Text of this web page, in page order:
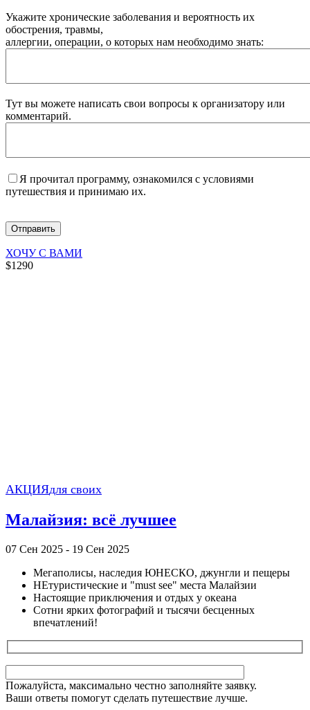
Укажите хронические заболевания и вероятность их
обострения, травмы,
аллергии, операции, о которых нам необходимо знать:
Тут вы можете написать свои вопросы к организатору или
комментарий.
Я прочитал программу, ознакомился с условиями
путешествия и принимаю их.
ХОЧУ С ВАМИ
$1290
АКЦИЯдля своих
Малайзия: всё лучшее
07 Сен 2025 - 19 Сен 2025
Мегаполисы, наследия ЮНЕСКО, джунгли и пещеры
НЕтуристические и "must see" места Малайзии
Настоящие приключения и отдых у океана
Сотни ярких фотографий и тысячи бесценных
впечатлений!
Пожалуйста, максимально честно заполняйте заявку.
Ваши ответы помогут сделать путешествие лучше.